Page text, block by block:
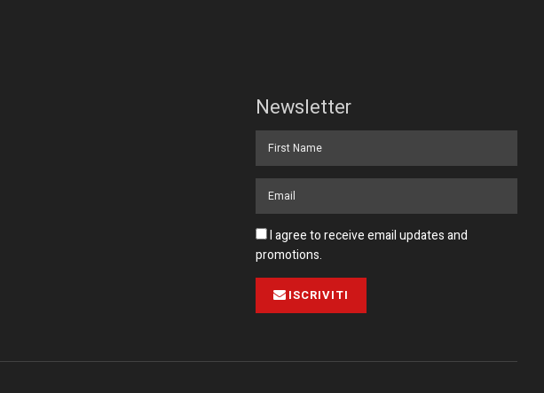
Newsletter
I agree to receive email updates and
promotions.
ISCRIVITI